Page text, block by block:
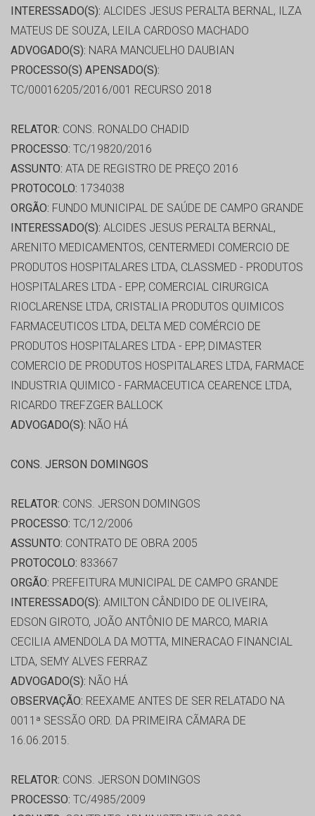
INTERESSADO(S): ALCIDES JESUS PERALTA BERNAL, ILZA
MATEUS DE SOUZA, LEILA CARDOSO MACHADO
ADVOGADO(S): NARA MANCUELHO DAUBIAN
PROCESSO(S) APENSADO(S):
TC/00016205/2016/001 RECURSO 2018
RELATOR: CONS. RONALDO CHADID
PROCESSO: TC/19820/2016
ASSUNTO: ATA DE REGISTRO DE PREÇO 2016
PROTOCOLO: 1734038
ORGÃO: FUNDO MUNICIPAL DE SAÚDE DE CAMPO GRANDE
INTERESSADO(S): ALCIDES JESUS PERALTA BERNAL,
ARENITO MEDICAMENTOS, CENTERMEDI COMERCIO DE
PRODUTOS HOSPITALARES LTDA, CLASSMED - PRODUTOS
HOSPITALARES LTDA - EPP, COMERCIAL CIRURGICA
RIOCLARENSE LTDA, CRISTALIA PRODUTOS QUIMICOS
FARMACEUTICOS LTDA, DELTA MED COMÉRCIO DE
PRODUTOS HOSPITALARES LTDA - EPP, DIMASTER
COMERCIO DE PRODUTOS HOSPITALARES LTDA, FARMACE
INDUSTRIA QUIMICO - FARMACEUTICA CEARENCE LTDA,
RICARDO TREFZGER BALLOCK
ADVOGADO(S): NÃO HÁ
CONS. JERSON DOMINGOS
RELATOR: CONS. JERSON DOMINGOS
PROCESSO: TC/12/2006
ASSUNTO: CONTRATO DE OBRA 2005
PROTOCOLO: 833667
ORGÃO: PREFEITURA MUNICIPAL DE CAMPO GRANDE
INTERESSADO(S): AMILTON CÂNDIDO DE OLIVEIRA,
EDSON GIROTO, JOÃO ANTÔNIO DE MARCO, MARIA
CECILIA AMENDOLA DA MOTTA, MINERACAO FINANCIAL
LTDA, SEMY ALVES FERRAZ
ADVOGADO(S): NÃO HÁ
OBSERVAÇÃO: REEXAME ANTES DE SER RELATADO NA
0011ª SESSÃO ORD. DA PRIMEIRA CÃMARA DE
16.06.2015.
RELATOR: CONS. JERSON DOMINGOS
PROCESSO: TC/4985/2009